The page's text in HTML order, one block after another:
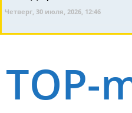
Четверг, 30 июля, 2026, 12:46
TOP-